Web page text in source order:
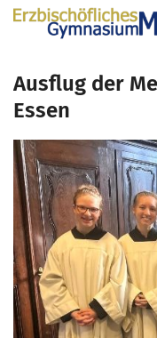
Zum Inhalt springen
Ausflug der
Essen